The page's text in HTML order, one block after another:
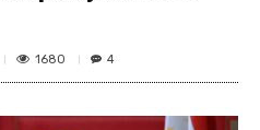
1680 4